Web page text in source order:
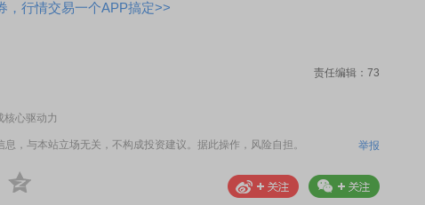
，行情交易一个APP搞定>>
责任编辑：73
核心驱动力
，与本站立场无关，不构成投资建议。据此操作，风险自担。 举报